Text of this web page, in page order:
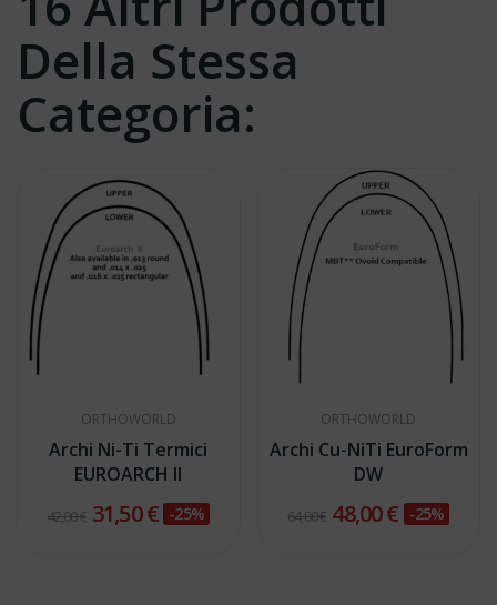
Della Stessa
Categoria:
ORTHOWORLD
Archi Ni-Ti Termici
EUROARCH II
42,00 € 31,50 € -25%
ORTHOWORLD
Archi Cu-NiTi EuroForm
DW
64,00 € 48,00 € -25%